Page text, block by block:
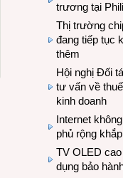
trương tại
Thị trường
đang tiếp tục
thêm
Hội nghị Đối
tư vấn về
kinh doanh
Internet
phủ rộng
TV OLED
dụng bảo